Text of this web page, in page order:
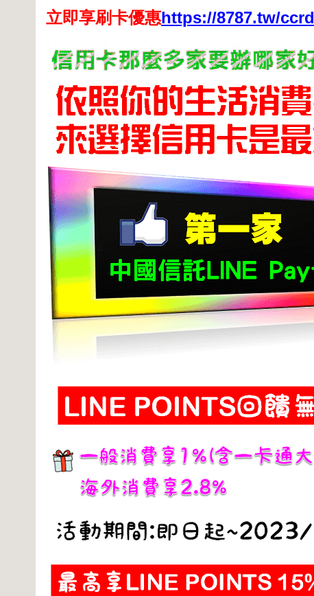
立即享刷卡優惠https://8787.tw/ccrd